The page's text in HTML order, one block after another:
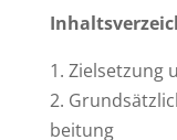
1. Ziel­setzung
2.
beitung